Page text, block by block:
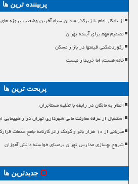
پربیننده ترین ها
از یادگار امام تا زیرگذر میدان سپاه آخرین وضعیت پروژه
تصمیم مهم برای آینده تهران
رکوردشکنی قیمتها در بازار مسکن
خانه هست، اما خریدار نیست
پربحث ترین ها
اخطار به مالکان در رابطه با تخلیه مستأجران
استقبال از غرفه معاونت مالی شهرداری تهران در راهپیمایی
میزبانی از ۱۰ هزار بانو و کودک زائر کارنامه جامع خدمات قرارگاه زینبیه
شروع بهسازی مدارس تهران برمبنای خواسته دانش آموزان
جدیدترین ها